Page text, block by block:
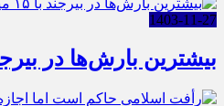
1403-11-27
بیشترین بارش‌ها در بیرجند با ۱۵